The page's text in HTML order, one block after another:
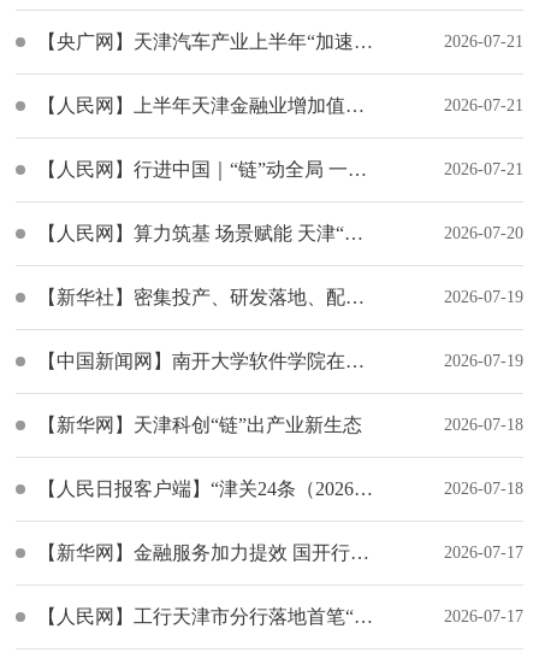
【央广网】天津汽车产业上半年“加速跑” 新能源车产量增长78.1% 2026-07-21
【人民网】上半年天津金融业增加值同比增长6.8% 2026-07-21
【人民网】行进中国｜“链”动全局 一辆车背后的“津”彩蝶变 2026-07-21
【人民网】算力筑基 场景赋能 天津“卡位”AI产业 2026-07-20
【新华社】密集投产、研发落地、配套扩容——上半年天津汽车产业加速向“新”而行 2026-07-19
【中国新闻网】南开大学软件学院在贵州赫章设立乡村工作站 2026-07-19
【新华网】天津科创“链”出产业新生态 2026-07-18
【人民日报客户端】“津关24条（2026版）”落地见效 2026-07-18
【新华网】金融服务加力提效 国开行为外贸外资发展“充电蓄能” 2026-07-17
【人民网】工行天津市分行落地首笔“工银e秒达”业务 2026-07-17